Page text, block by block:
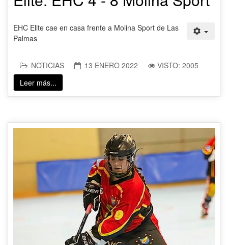
EHC Elite cae en casa frente a Molina Sport de Las
Palmas
NOTICIAS 13 ENERO 2022
VISTO: 2005
Leer más...